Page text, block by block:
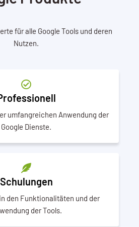
für alle Google Tools und deren
Nutzen.
umfangreichen Anwendung der
Google Dienste.
Schulungen
den Funktionalitäten und der
der Tools.